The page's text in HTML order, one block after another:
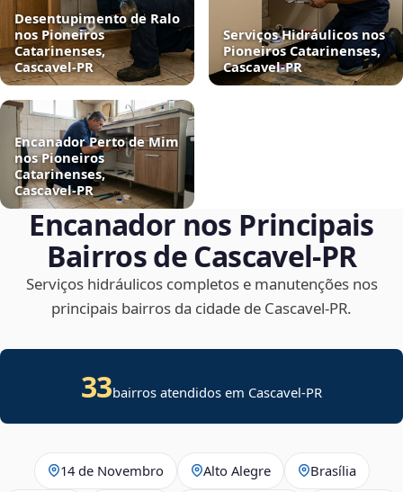
Desentupimento de Ralo
nos Pioneiros
Catarinenses,
Cascavel‑PR
Serviços Hidráulicos nos
Pioneiros Catarinenses,
Cascavel‑PR
Encanador Perto de Mim
nos Pioneiros
Catarinenses,
Cascavel‑PR
Encanador nos Principais
Bairros de Cascavel‑PR
Serviços hidráulicos completos e manutenções nos
principais bairros da cidade de Cascavel‑PR.
33bairros atendidos em Cascavel-PR
14 de Novembro Alto Alegre Brasília